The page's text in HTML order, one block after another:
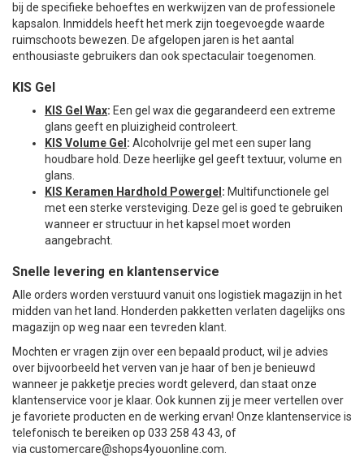
bij de specifieke behoeftes en werkwijzen van de professionele
kapsalon. Inmiddels heeft het merk zijn toegevoegde waarde
ruimschoots bewezen. De afgelopen jaren is het aantal
enthousiaste gebruikers dan ook spectaculair toegenomen.
KIS Gel
KIS Gel Wax: Een gel wax die gegarandeerd een extreme
glans geeft en pluizigheid controleert.
KIS Volume Gel : Alcoholvrije gel met een super lang
houdbare hold. Deze heerlijke gel geeft textuur, volume en
glans.
K IS Keramen Hardhold Powergel : Multifunctionele gel
met een sterke versteviging. Deze gel is goed te gebruiken
wanneer er structuur in het kapsel moet worden
aangebracht.
Snelle levering en klantenservice
Alle orders worden verstuurd vanuit ons logistiek magazijn in het
midden van het land. Honderden pakketten verlaten dagelijks ons
magazijn op weg naar een tevreden klant.
Mochten er vragen zijn over een bepaald product, wil je advies
over bijvoorbeeld het verven van je haar of ben je benieuwd
wanneer je pakketje precies wordt geleverd, dan staat onze
klantenservice voor je klaar. Ook kunnen zij je meer vertellen over
je favoriete producten en de werking ervan! Onze klantenservice is
telefonisch te bereiken op 033 258 43 43, of
viacustomercare@shops4youonline.com.